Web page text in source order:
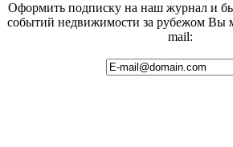
Оформить подписку на наш журнал и
событий недвижимости за рубежом Вы
mail: